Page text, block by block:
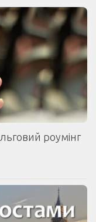
роумінг